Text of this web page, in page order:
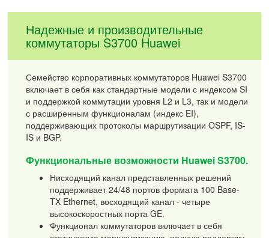
Надежные и производительные
коммутаторы S3700 Huawei
Семейство корпоративных коммутаторов Huawei S3700
включает в себя как стандартные модели с индексом SI
и поддержкой коммутации уровня L2 и L3, так и модели
с расширенным функционалам (индекс EI),
поддерживающих протоколы маршрутизации OSPF, IS-
IS и BGP.
Функциональные возможности Huawei S3700.
Нисходящий канал представленных решений
поддерживает 24/48 портов формата 100 Base-
TX Ethernet, восходящий канал - четыре
высокоскоростных порта GE.
Функционал коммутаторов включает в себя